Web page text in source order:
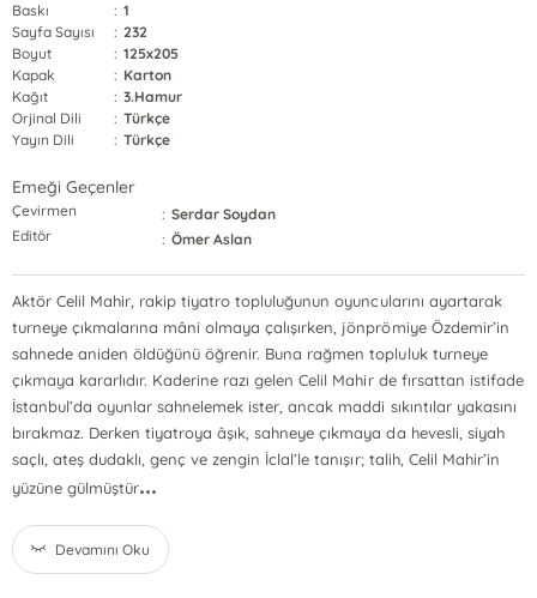
Baskı
: 1
Sayfa Sayısı
: 232
Boyut
: 125x205
Kapak
: Karton
Kağıt
: 3.Hamur
Orjinal Dili
: Türkçe
Yayın Dili
: Türkçe
Emeği Geçenler
Çevirmen : Serdar Soydan
Editör
: Ömer Aslan
Aktör Celil Mahir, rakip tiyatro topluluğunun oyuncularını ayartarak
turneye çıkmalarına mâni olmaya çalışırken, jönprömiye Özdemir’in
sahnede aniden öldüğünü öğrenir. Buna rağmen topluluk turneye
çıkmaya kararlıdır. Kaderine razı gelen Celil Mahir de fırsattan istifade
İstanbul’da oyunlar sahnelemek ister, ancak maddi sıkıntılar yakasını
bırakmaz. Derken tiyatroya âşık, sahneye çıkmaya da hevesli, siyah
saçlı, ateş dudaklı, genç ve zengin İclal’le tanışır; talih, Celil Mahir’in
yüzüne gülmüştür...
Devamını Oku